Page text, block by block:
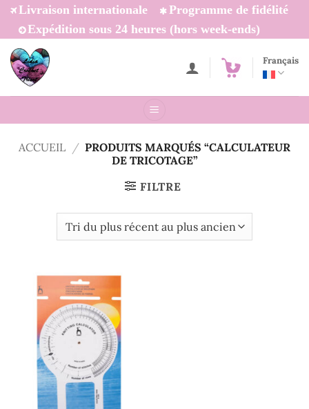
Passer
contenu
Livraison internationale
Programme de fidélité
Expédition sous 24 heures (hors week-ends)
Français
ACCUEIL / PRODUITS MARQUÉS “CALCULATEUR
DE TRICOTAGE”
FILTRE